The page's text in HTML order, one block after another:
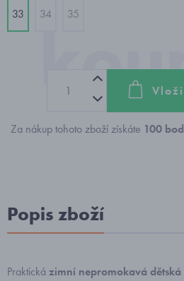
33 34 35
Za nákup tohoto zboží získáte 100
Popis zboží
Praktická zimní nepromokavá